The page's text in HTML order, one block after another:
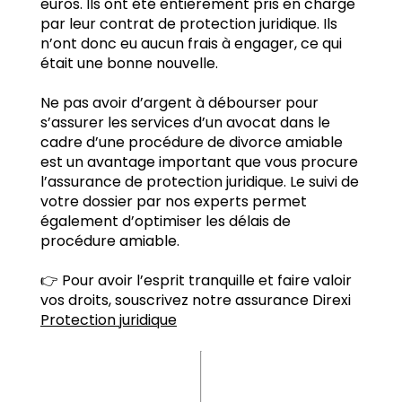
par leur contrat de protection juridique. Ils
n’ont donc eu aucun frais à engager, ce qui
était une bonne nouvelle.
Ne pas avoir d’argent à débourser pour
s’assurer les services d’un avocat dans le
cadre d’une procédure de divorce amiable
est un avantage important que vous procure
l’assurance de protection juridique. Le suivi de
votre dossier par nos experts permet
également d’optimiser les délais de
procédure amiable.
👉 Pour avoir l’esprit tranquille et faire valoir
vos droits, souscrivez notre assurance Direxi
Protection juridique